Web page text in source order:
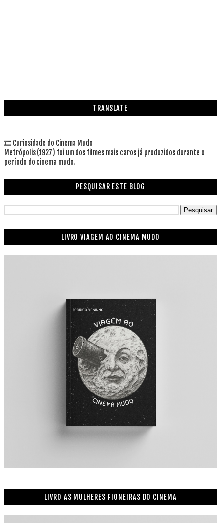
TRANSLATE
🎞 Curiosidade do Cinema Mudo
Metrópolis (1927) foi um dos filmes mais caros já produzidos durante o
período do cinema mudo.
PESQUISAR ESTE BLOG
LIVRO VIAGEM AO CINEMA MUDO
LIVRO AS MULHERES PIONEIRAS DO CINEMA